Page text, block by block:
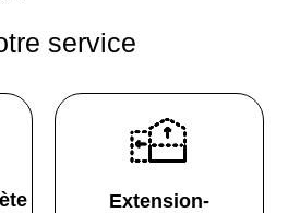
service
Extension-